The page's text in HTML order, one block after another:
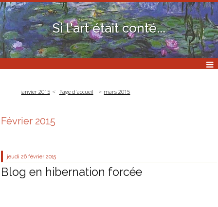
Si l'art était conté...
janvier 2015 Page d'accueil mars 2015
Février 2015
jeudi 26 février 2015
Blog en hibernation forcée